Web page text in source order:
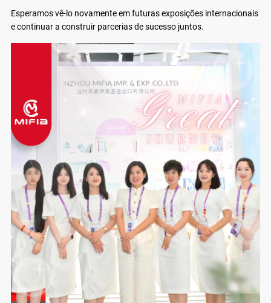
Esperamos vê-lo novamente em futuras exposições internacionais
e continuar a construir parcerias de sucesso juntos.